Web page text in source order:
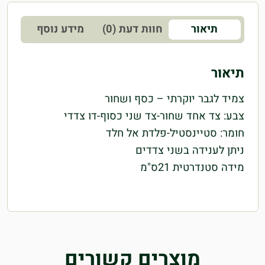
תיאור חוות דעת (0) מידע נוסף
תיאור
צמיד לגבר יוקרתי – כסף ושחור
צבע: צד אחד שחור-צד שני כסוף-דו צדדי
חומר: סטיינסטיל-פלדת אל חלד
ניתן לענידה בשני צדדים
מידה סטנדרטית 21ס"מ